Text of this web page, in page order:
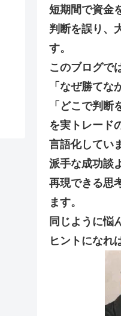
短期間で資金
判断を誤り、
す。
このブログで
「なぜ勝てな
「どこで判断
を実トレード
言語化してい
派手な成功談
再現できる思
ます。
同じように悩
ヒントになれ